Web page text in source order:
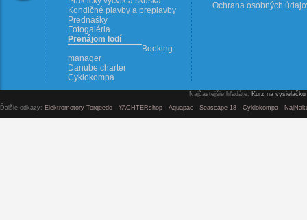
Kondičné plavby a preplavby
Prednášky
Fotogaléria
Prenájom lodí
Booking
manager
Danube charter
Cyklokompa
Ochrana osobných
Najčastejšie hľadáte: Kurz na
Ďalšie odkazy: Elektromotory Torqeedo YACHTERshop Aquapac Seascape 18 Cyklokompa